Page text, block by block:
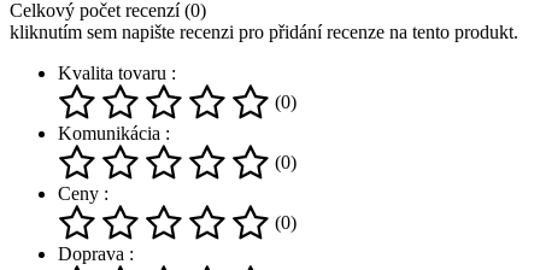
Celkový počet recenzí (0)
kliknutím sem napište recenzi pro přidání recenze na tento produkt.
Kvalita tovaru :
(0)
Komunikácia :
(0)
Ceny :
(0)
Doprava :